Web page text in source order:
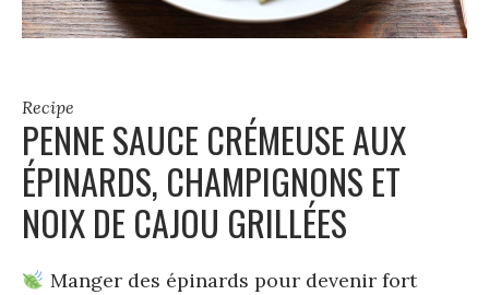
Recipe
PENNE SAUCE CRÉMEUSE AUX
ÉPINARDS, CHAMPIGNONS ET
NOIX DE CAJOU GRILLÉES
Manger des épinards pour devenir fort